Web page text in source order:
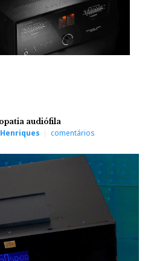
audiófila
comentários